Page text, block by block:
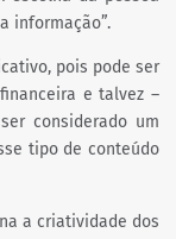
informação”.
pois pode ser
e talvez –
considerado um
tipo de conteúdo
a criatividade dos